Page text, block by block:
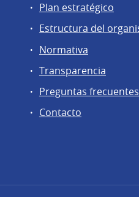
Plan estratégico
Estructura del
Normativa
Transparencia
Preguntas frecuentes
Contacto